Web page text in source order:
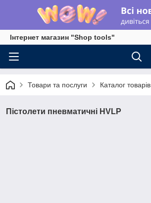
Інтернет магазин "Shop tools"
Товари та послуги Каталог товарів
Пістолети пневматичні HVLP